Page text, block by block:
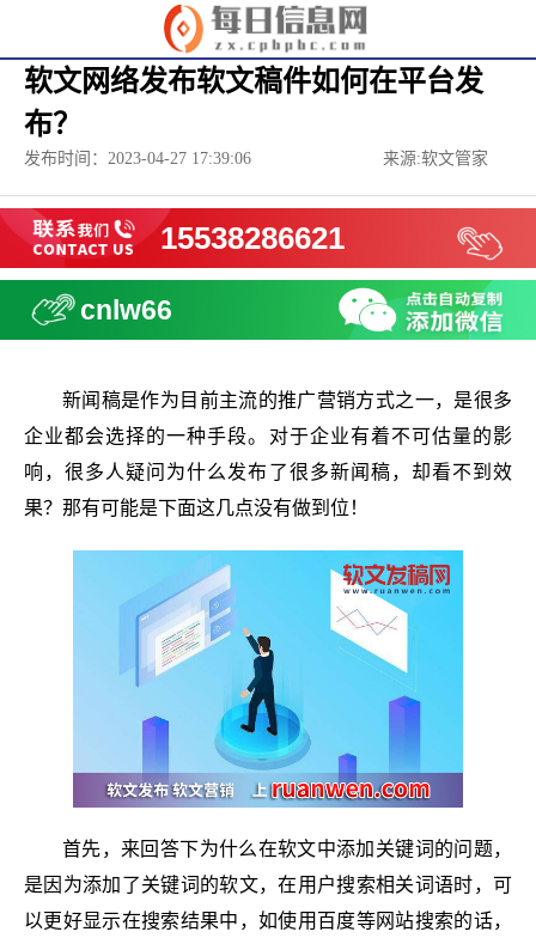
软文网络发布软文稿件如何在平台发
布？
发布时间：2023-04-27 17:39:06 来源:软文管家
15538286621
cnlw66
新闻稿是作为目前主流的推广营销方式之一，是很多
企业都会选择的一种手段。对于企业有着不可估量的影
响，很多人疑问为什么发布了很多新闻稿，却看不到效
果？那有可能是下面这几点没有做到位！
首先，来回答下为什么在软文中添加关键词的问题，
是因为添加了关键词的软文，在用户搜索相关词语时，可
以更好显示在搜索结果中，如使用百度等网站搜索的话，